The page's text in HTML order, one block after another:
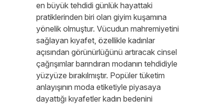
en büyük tehdidi günlük hayattaki
pratiklerinden biri olan giyim kuşamına
yönelik olmuştur. Vücudun mahremiyetini
sağlayan kıyafet, özellikle kadınlar
açısından görünürlüğünü artıracak cinsel
çağrışımlar barındıran modanın tehdidiyle
yüzyüze bırakılmıştır. Popüler tüketim
anlayışının moda etiketiyle piyasaya
dayattığı kıyafetler kadın bedenini